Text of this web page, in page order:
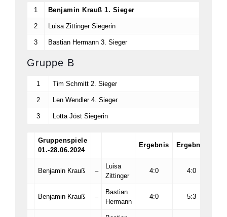
1 Benjamin Krauß 1. Sieger
2 Luisa Zittinger Siegerin
3 Bastian Hermann 3. Sieger
Gruppe B
1 Tim Schmitt 2. Sieger
2 Len Wendler 4. Sieger
3 Lotta Jöst Siegerin
Gruppenspiele
01.-28.06.2024
Ergebnis Ergebnis
Benjamin Krauß –
Luisa
Zittinger
4:0 4:0
Benjamin Krauß –
Bastian
Hermann
4:0 5:3